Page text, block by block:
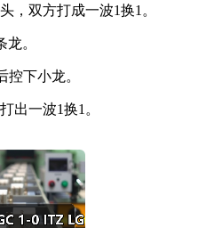
，双方打成一波1换1。
。
下小龙。
出一波1换1。